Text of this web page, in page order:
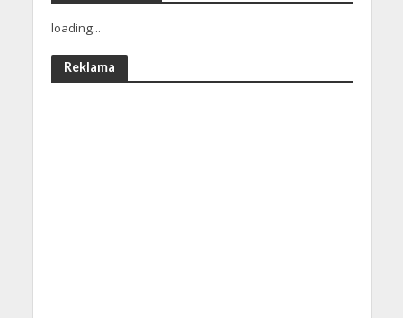
loading...
Reklama